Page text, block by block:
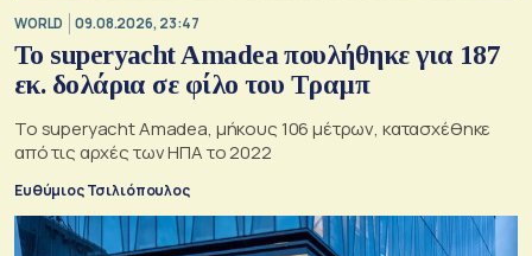
WORLD 09.08.2026, 23:47
To superyacht Amadea πουλήθηκε για 187
εκ. δολάρια σε φίλο του Τραμπ
Το superyacht Amadea, μήκους 106 μέτρων, κατασχέθηκε
από τις αρχές των ΗΠΑ το 2022
Ευθύμιος Τσιλιόπουλος